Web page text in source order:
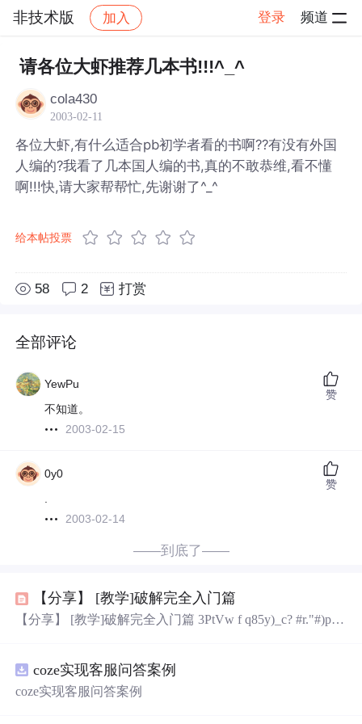
非技术版 加入 登录 频道
社区 非技术版 帖子详情
请各位大虾推荐几本书!!!^_^
cola430
2003-02-11
各位大虾,有什么适合pb初学者看的书啊??有没有外国
人编的?我看了几本国人编的书,真的不敢恭维,看不懂
啊!!!快,请大家帮帮忙,先谢谢了^_^
给本帖投票
58 2 打赏
全部评论
YewPu
不知道。
2003-02-15
赞
0y0
.
2003-02-14
赞
——到底了——
【分享】 [教学]破解完全入门篇
【分享】 [教学]破解完全入门篇 3PtVw f q85y)_c? #r."#)pD
文写给那些刚入门和尚未入门的朋友们... !9N#PHf$p 目录 f
$E4jD_au no.1------------------前言（说明一下） ;, \lZ no.2-----
coze实现客服问答案例
coze实现客服问答案例